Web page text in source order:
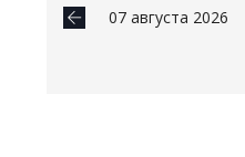
07 августа 2026